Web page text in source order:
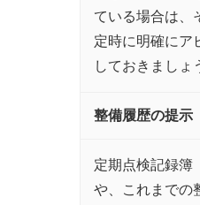
ている場合は、
定時に明確にア
しておきましょ
整備履歴の提示
定期点検記録簿
や、これまでの